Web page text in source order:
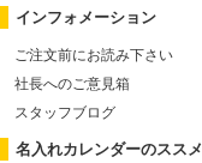
インフォメーション
ご注文前にお読み下さい
社長へのご意見箱
スタッフブログ
名入れカレンダーのススメ